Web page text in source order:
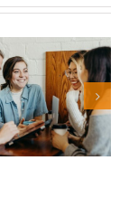
Digitale Power für Ihre
Personalanfragen: Die
neue KundenApp von
Studyheads macht’s
möglich